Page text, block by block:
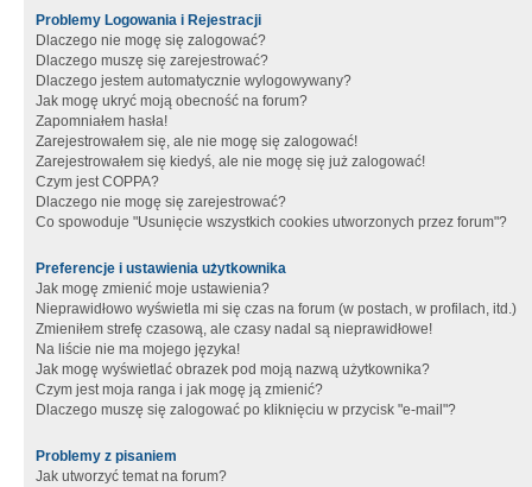
Problemy Logowania i Rejestracji
Dlaczego nie mogę się zalogować?
Dlaczego muszę się zarejestrować?
Dlaczego jestem automatycznie wylogowywany?
Jak mogę ukryć moją obecność na forum?
Zapomniałem hasła!
Zarejestrowałem się, ale nie mogę się zalogować!
Zarejestrowałem się kiedyś, ale nie mogę się już zalogować!
Czym jest COPPA?
Dlaczego nie mogę się zarejestrować?
Co spowoduje "Usunięcie wszystkich cookies utworzonych przez forum"?
Preferencje i ustawienia użytkownika
Jak mogę zmienić moje ustawienia?
Nieprawidłowo wyświetla mi się czas na forum (w postach, w profilach, itd.)
Zmieniłem strefę czasową, ale czasy nadal są nieprawidłowe!
Na liście nie ma mojego języka!
Jak mogę wyświetlać obrazek pod moją nazwą użytkownika?
Czym jest moja ranga i jak mogę ją zmienić?
Dlaczego muszę się zalogować po kliknięciu w przycisk "e-mail"?
Problemy z pisaniem
Jak utworzyć temat na forum?